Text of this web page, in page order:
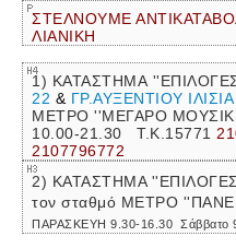
ΣΤΕΛΝΟΥΜΕ
ΛΙΑΝΙΚΗ
1) ΚΑΤΑΣΤΗΜΑ
22 & ΓΡ.ΑΥΞΕΝΤΙΟΥ ΙΛΙΣΙΑ
ΜΕΤΡΟ ''ΜΕΓΑΡΟ
10.00-21.30 Τ.Κ.15771
2107796772
2) ΚΑΤΑΣΤΗΜΑ
τον σταθμό ΜΕΤΡΟ
ΠΑΡΑΣΚΕΥΗ 9.30-16.30 Σάββατο